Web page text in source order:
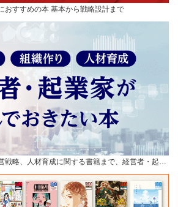
おすすめの本 基本から戦略設計まで
戦略、人材育成に関する書籍まで、経営者・起…